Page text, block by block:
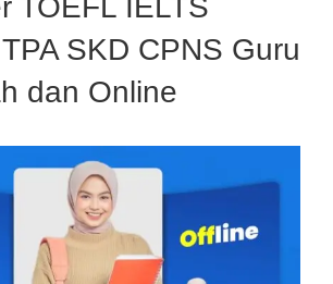
TOEFL IELTS
SKD CPNS Guru
dan Online